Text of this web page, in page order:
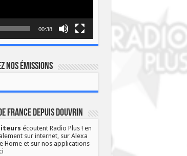
00:38
nos émissions
France depuis Douvrin
écoutent Radio Plus ! en
sur internet, sur Alexa
Home et sur nos applications